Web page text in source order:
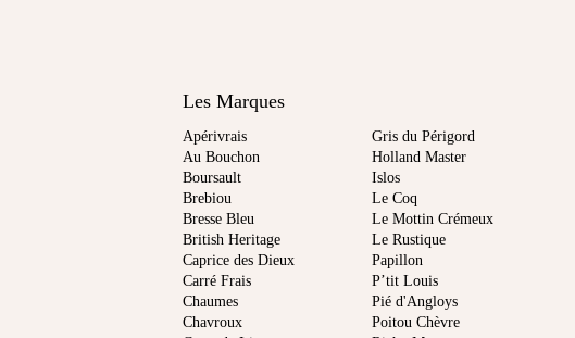
Les Marques
Apérivrais
Au Bouchon
Boursault
Brebiou
Bresse Bleu
British Heritage
Caprice des Dieux
Carré Frais
Chaumes
Chavroux
Gris du Périgord
Holland Master
Islos
Le Coq
Le Mottin Crémeux
Le Rustique
Papillon
P’tit Louis
Pié d'Angloys
Poitou Chèvre